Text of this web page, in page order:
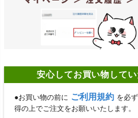
安心してお買い物して
●お買い物の前に ご利用規約 を必
得の上でご注文をお願いいたします。